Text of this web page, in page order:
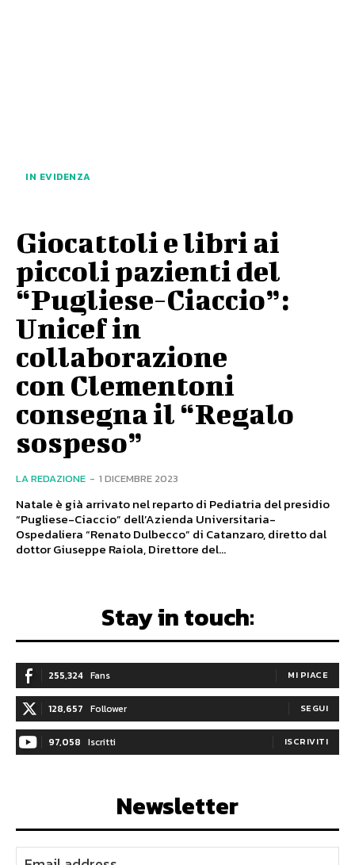
IN EVIDENZA
Giocattoli e libri ai
piccoli pazienti del
“Pugliese-Ciaccio”:
Unicef in
collaborazione
con Clementoni
consegna il “Regalo
sospeso”
LA REDAZIONE - 1 DICEMBRE 2023
Natale è già arrivato nel reparto di Pediatria del presidio
“Pugliese-Ciaccio” dell’Azienda Universitaria-
Ospedaliera “Renato Dulbecco” di Catanzaro, diretto dal
dottor Giuseppe Raiola, Direttore del...
Stay in touch:
255,324 Fans MI PIACE
128,657 Follower SEGUI
97,058 Iscritti ISCRIVITI
Newsletter